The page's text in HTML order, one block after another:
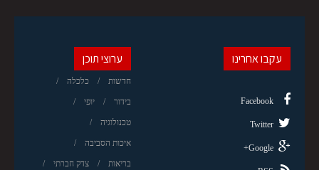
ערוצי תוכן
חדשות כלכלה
בידור יופי
טכנולוגיה
איכות הסביבה
בריאות צדק חברתי
עקבו אחרינו
Facebook
Twitter
Google+